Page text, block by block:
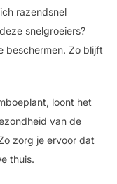
razendsnel
snelgroeiers?
beschermen. Zo blijft
loont het
van de
zorg je ervoor dat
thuis.